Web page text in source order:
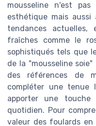
mousseline n'est
esthétique mais
tendances
fraîches comme le
sophistiqués tels que
de la "mousseline
des références de
compléter une tenue
apporter une
quotidien. Pour
valeur des foulards en